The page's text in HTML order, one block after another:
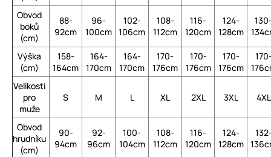
Obvod
boků
(cm)
88-
92cm
96-
100cm
102-
106cm
108-
112cm
116-
120cm
124-
128cm
Výška
(cm)
158-
164cm
164-
170cm
164-
170cm
170-
176cm
170-
176cm
170-
176cm
Velikosti
pro
muže
S M L XL 2XL 3XL 4XL
Obvod
hrudníku
(cm)
90-
94cm
92-
96cm
100-
104cm
108-
112cm
116-
120cm
124-
128cm